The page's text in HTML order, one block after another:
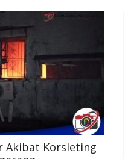
Akibat Korsleting